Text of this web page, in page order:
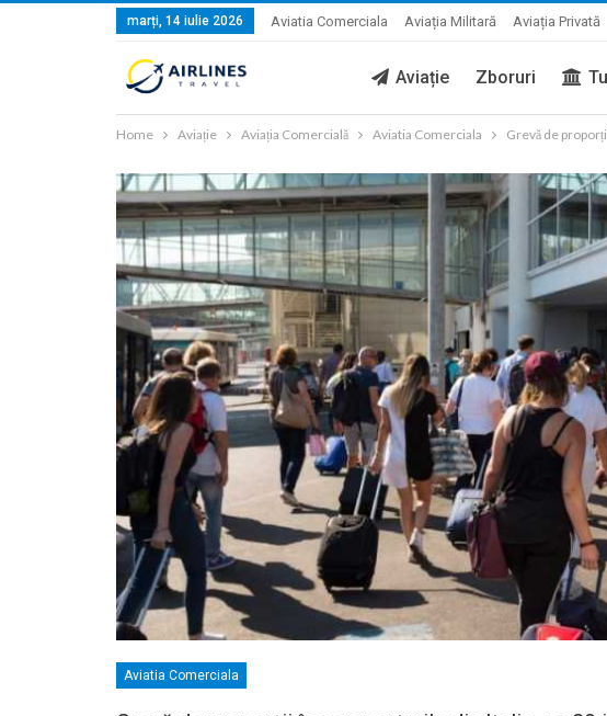
marți, 14 iulie 2026 Aviatia Comerciala Aviația Militară Aviația Privată
Aviație Zboruri
Home Aviație Aviația Comercială Aviatia Comerciala Grevă de
Aviatia Comerciala